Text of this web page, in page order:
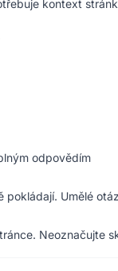
kontext
odpovědím
Umělé
Neoznačujte